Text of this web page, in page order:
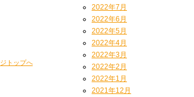
トップへ
2022年7月
2022年6月
2022年5月
2022年4月
2022年3月
2022年2月
2022年1月
2021年12月